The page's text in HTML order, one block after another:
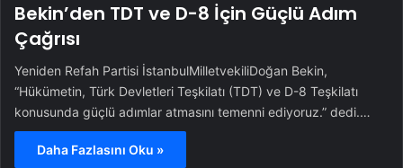
Bekin’den TDT ve D-8 İçin Güçlü Adım
Çağrısı
Yeniden Refah Partisi İstanbulMilletvekiliDoğan Bekin,
“Hükümetin, Türk Devletleri Teşkilatı (TDT) ve D-8 Teşkilatı
konusunda güçlü adımlar atmasını temenni ediyoruz.” dedi.…
Daha Fazlasını Oku »